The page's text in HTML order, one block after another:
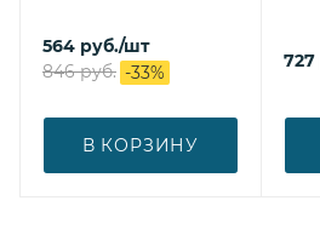
564 руб./шт
846руб. -33%
В КОРЗИНУ
727